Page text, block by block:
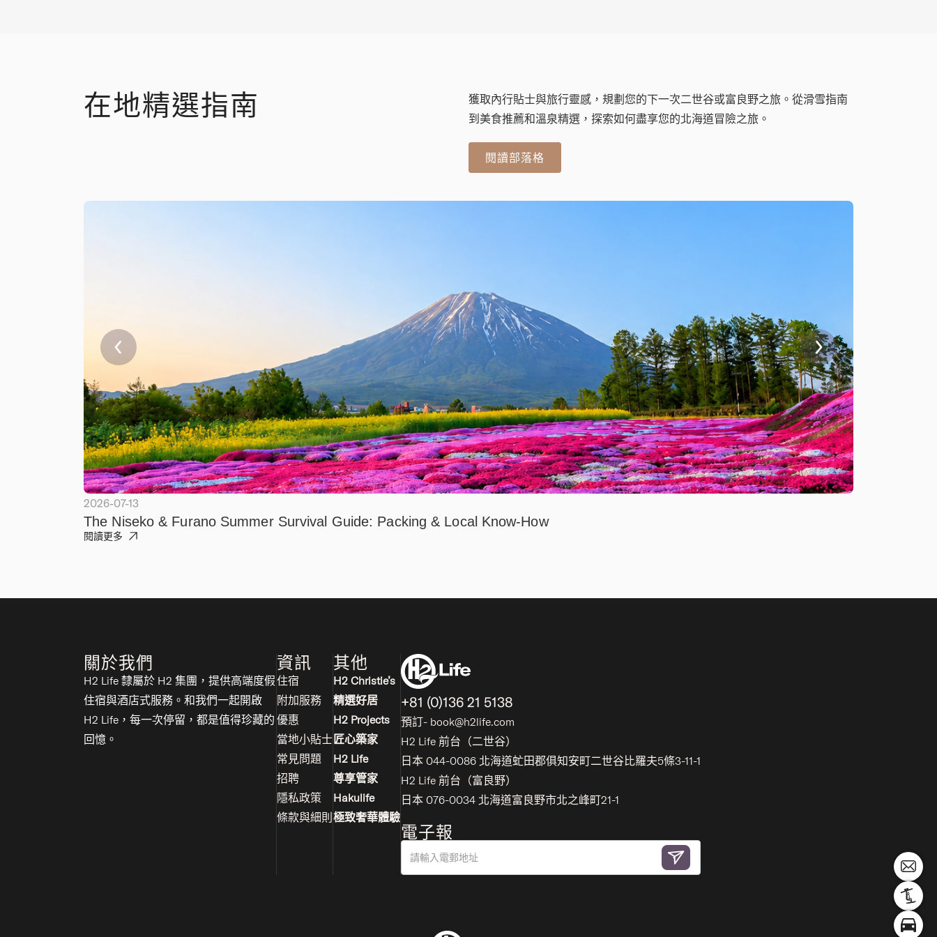
在地精選指南
獲取內行貼士與旅行靈感，規劃您的下一次二世谷或富良野之旅。從滑雪指南
到美食推薦和溫泉精選，探索如何盡享您的北海道冒險之旅。
閱讀部落格
2026-07-13
The Niseko & Furano Summer Survival Guide: Packing & Local Know-How
閱讀更多
關於我們
H2 Life 隸屬於 H2 集團，提供高端度假
住宿與酒店式服務。和我們一起開啟
H2 Life，每一次停留，都是值得珍藏的
回憶。
資訊
住宿
附加服務
優惠
當地小貼士
常見問題
招聘
隱私政策
條款與細則
其他
H2 Christie’s
精選好居
H2 Projects
匠心築家
H2 Life
尊享管家
Hakulife
極致奢華體驗
+81 (0)136 21 5138
預訂- book@h2life.com
H2 Life 前台（二世谷）
日本 044-0086 北海道虻田郡俱知安町二世谷比羅夫5條3-11-1
H2 Life 前台（富良野）
日本 076-0034 北海道富良野市北之峰町21-1
電子報